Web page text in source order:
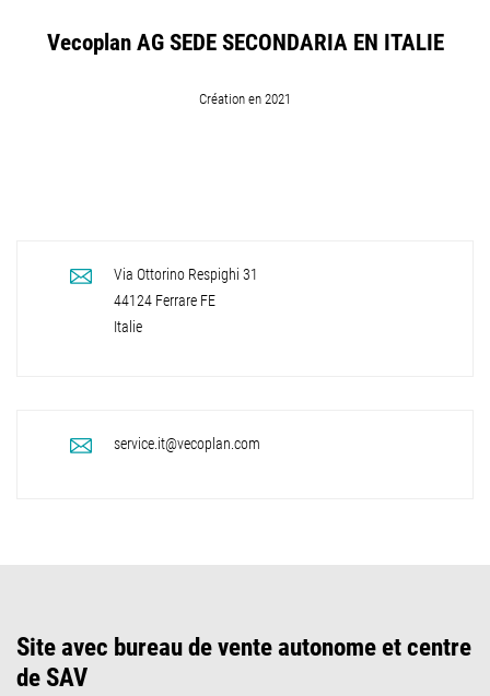
Vecoplan AG SEDE SECONDARIA EN ITALIE
Création en 2021
Via Ottorino Respighi 31
44124 Ferrare FE
Italie
service.it@vecoplan.com
Site avec bureau de vente autonome et centre
de SAV